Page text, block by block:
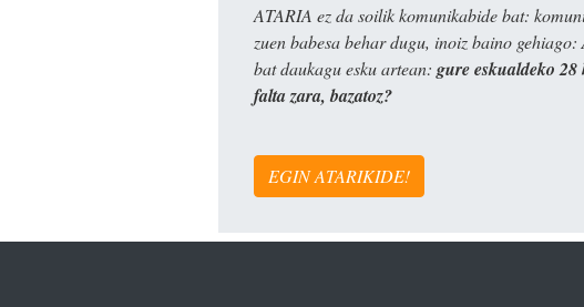
ATARIA ez da soilik komunikabide bat:
zuen babesa behar dugu, inoiz baino gehiago:
bat daukagu esku artean: gure eskualdeko
falta zara, bazatoz?
EGIN ATARIKIDE!